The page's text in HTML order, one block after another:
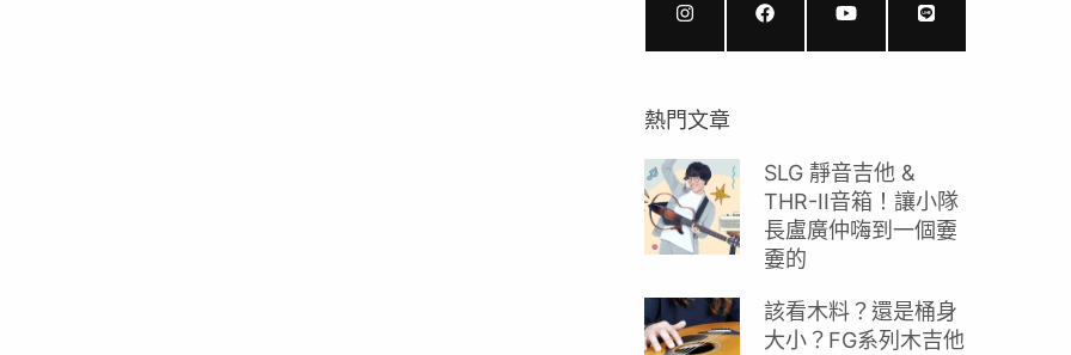
熱門文章
SLG 靜音吉他 &
THR-II音箱！讓小隊
長盧廣仲嗨到一個嫑
嫑的
該看木料？還是桶身
大小？FG系列木吉他